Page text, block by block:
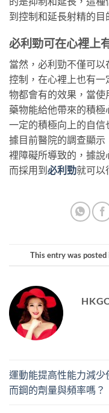
到控制和延長射精的目
必利勁可在心裡上
當然，必利勁不僅可
控制，在心裡上也有
物都會有的效果，當使
藥物能給他帶來的積極
一定的積極向上的自
據目前醫院的調查顯
裡障礙所導致的，據說
而採用到 必利勁就可以
This entry was posted
運動能提高性能力減少
而鋼的劑量與頻率嗎？